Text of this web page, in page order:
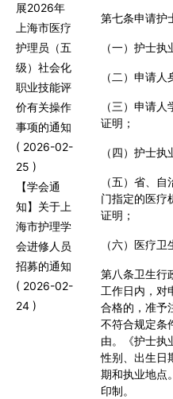
展2026年
上海市医疗
护理员（五
级）社会化
职业技能评
价有关操作
事项的通知
( 2026-02-
25 )
【学会通
知】关于上
海市护理学
会进修人员
招募的通知
( 2026-02-
24 )
第七条申请护
（一）护士
（二）申请人
（三）申请
证明；
（四）护士
（五）省、
门指定的医疗
证明；
（六）医疗
第八条卫生行
工作日内，对
合格的，准予
不符合规定条
由。《护士执
性别、出生日
期和执业地点
印制。